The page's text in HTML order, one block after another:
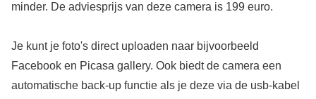
minder. De adviesprijs van deze camera is 199 euro.
Je kunt je foto's direct uploaden naar bijvoorbeeld
Facebook en Picasa gallery. Ook biedt de camera een
automatische back-up functie als je deze via de usb-kabel